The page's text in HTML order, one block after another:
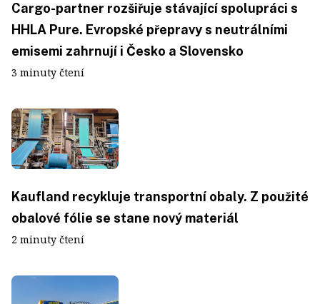
Cargo-partner rozšiřuje stávající spolupráci s
HHLA Pure. Evropské přepravy s neutrálními
emisemi zahrnují i Česko a Slovensko
3 minuty čtení
Kaufland recykluje transportní obaly. Z použité
obalové fólie se stane nový materiál
2 minuty čtení